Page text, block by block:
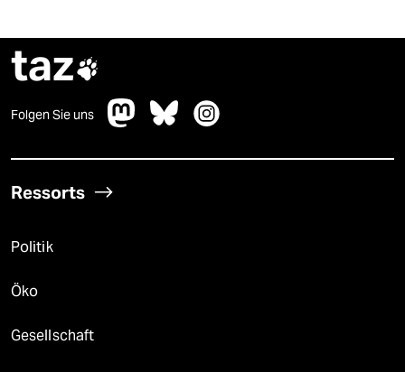
taz
Folgen Sie uns
Ressorts
Politik
Öko
Gesellschaft